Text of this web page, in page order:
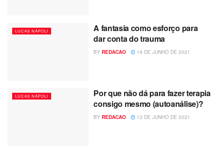
LUCAS NÁPOLI
A fantasia como esforço para
dar conta do trauma
BY REDACAO 19 DE JUNHO DE 2021
LUCAS NÁPOLI
Por que não dá para fazer terapia
consigo mesmo (autoanálise)?
BY REDACAO 12 DE JUNHO DE 2021